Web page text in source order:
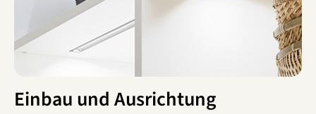
Einbau und Ausrichtung